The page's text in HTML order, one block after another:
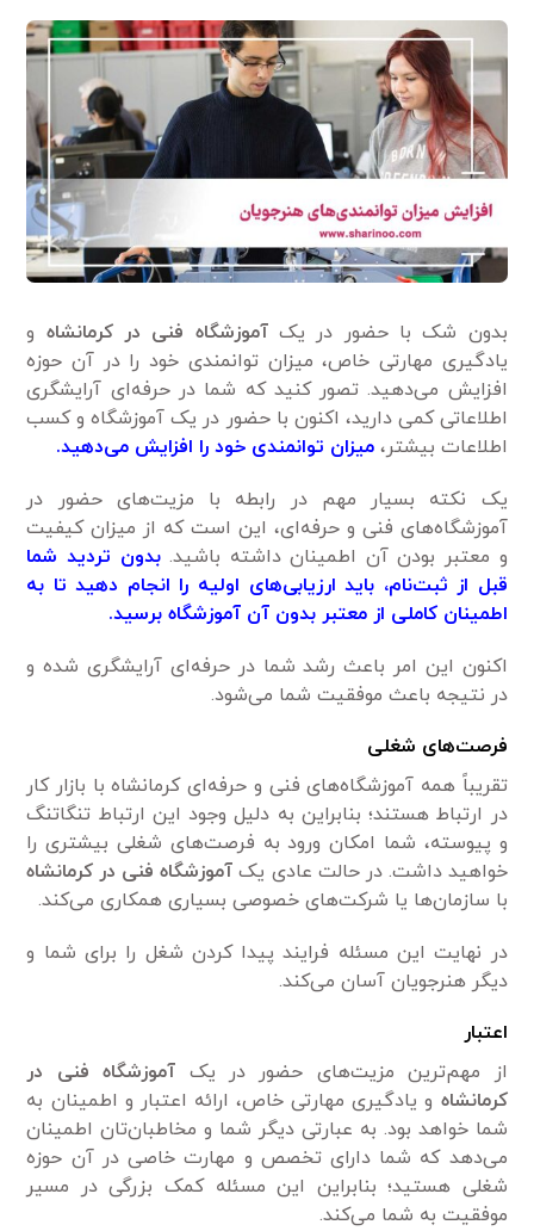
بدون شک با حضور در یکآموزشگاه فنی در کرمانشاه و
یادگیری مهارتی خاص، میزان توانمندی خود را در آن حوزه
افزایش می‌دهید. تصور کنید که شما در حرفه‌ای آرایشگری
اطلاعاتی کمی دارید، اکنون با حضور در یک آموزشگاه و کسب
اطلاعات بیشتر،میزان توانمندی خود را افزایش می‌دهید.
یک نکته بسیار مهم در رابطه با مزیت‌های حضور در
آموزشگاه‌های فنی و حرفه‌ای، این است که از میزان کیفیت
و معتبر بودن آن اطمینان داشته باشید.بدون تردید شما
قبل از ثبت‌نام، باید ارزیابی‌های اولیه را انجام دهید تا به
اطمینان کاملی از معتبر بدون آن آموزشگاه برسید.
اکنون این امر باعث رشد شما در حرفه‌ای آرایشگری شده و
در نتیجه باعث موفقیت شما می‌شود.
فرصت‌های شغلی
تقریباً همه آموزشگاه‌های فنی و حرفه‌ای کرمانشاه با بازار کار
در ارتباط هستند؛ بنابراین به دلیل وجود این ارتباط تنگاتنگ
و پیوسته، شما امکان ورود به فرصت‌های شغلی بیشتری را
خواهید داشت. در حالت عادی یک آموزشگاه فنی در کرمانشاه
با سازمان‌ها یا شرکت‌های خصوصی بسیاری همکاری می‌کند.
در نهایت این مسئله فرایند پیدا کردن شغل را برای شما و
دیگر هنرجویان آسان می‌کند.
اعتبار
از مهم‌ترین مزیت‌های حضور در یک آموزشگاه فنی در
کرمانشاه و یادگیری مهارتی خاص، ارائه اعتبار و اطمینان به
شما خواهد بود. به عبارتی دیگر شما و مخاطبان‌تان اطمینان
می‌دهد که شما دارای تخصص و مهارت خاصی در آن حوزه
شغلی هستید؛ بنابراین این مسئله کمک بزرگی در مسیر
موفقیت به شما می‌کند.